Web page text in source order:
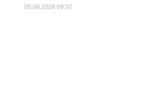
05.08.2026 09:37